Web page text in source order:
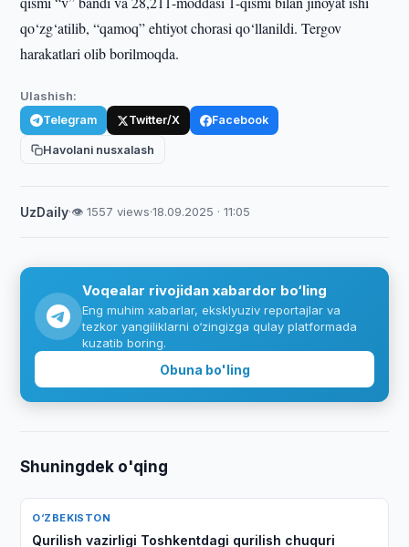
qo‘zg‘atilib, “qamoq” ehtiyot chorasi qo‘llanildi. Tergov
harakatlari olib borilmoqda.
Ulashish:
Telegram Twitter/X Facebook
Havolani nusxalash
UzDaily·👁 1557 views·18.09.2025 · 11:05
Voqealar rivojidan xabardor bo‘ling
Eng muhim xabarlar, eksklyuziv reportajlar va
tezkor yangiliklarni o‘zingizga qulay platformada
kuzatib boring.
Obuna bo'ling
Shuningdek o'qing
O‘ZBEKISTON
Qurilish vazirligi Toshkentdagi qurilish chuquri